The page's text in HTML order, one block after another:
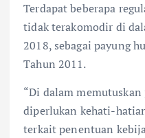
Terdapat beberapa
tidak terakomodir di
2018, sebagai payung
Tahun 2011.
“Di dalam
diperlukan kehati-
terkait penentuan